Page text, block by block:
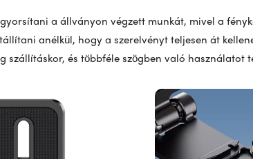
a állványon végzett munkát, mivel a
anélkül, hogy a szerelvényt teljesen át
szállításkor, és többféle szögben való használatot